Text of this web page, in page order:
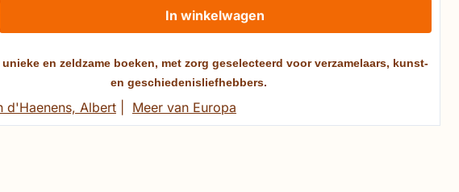
In winkelwagen
en zeldzame boeken, met zorg geselecteerd voor verzamelaars, kunst-
en geschiedenisliefhebbers.
d'Haenens, Albert| Meer van Europa